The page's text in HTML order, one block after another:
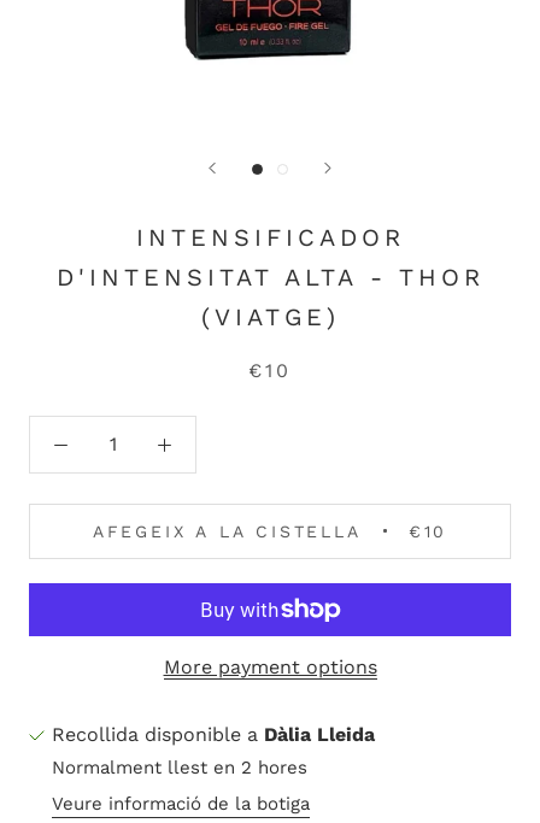
INTENSIFICADOR
D'INTENSITAT ALTA - THOR
(VIATGE)
€10
AFEGEIX A LA CISTELLA €10
More payment options
Recollida disponible a Dàlia Lleida
Normalment llest en 2 hores
Veure informació de la botiga